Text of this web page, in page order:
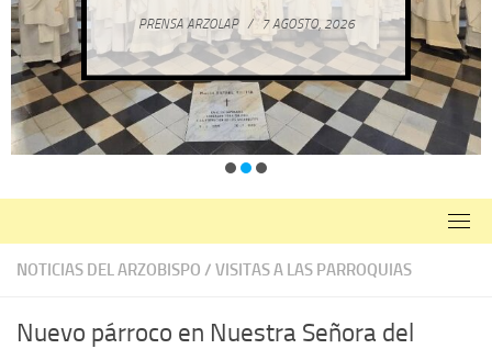
PRENSA ARZOLAP / 7 AGOSTO, 2026
NOTICIAS DEL ARZOBISPO / VISITAS A LAS PARROQUIAS
Nuevo párroco en Nuestra Señora del